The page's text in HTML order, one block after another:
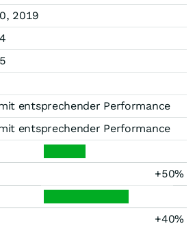
2019
entsprechender Performance
entsprechender Performance
+50%
+40%